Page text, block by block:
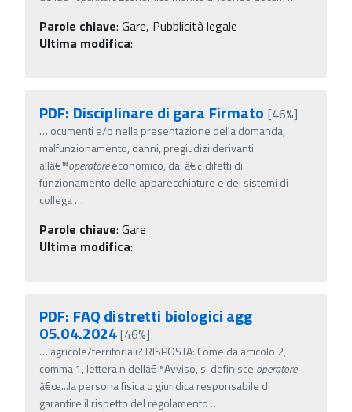
Parole chiave: Gare, Pubblicità legale
Ultima modifica:
PDF: Disciplinare di gara Firmato [46%]
… ocumenti e/o nella presentazione della domanda,
malfunzionamento, danni, pregiudizi derivanti
allâ€™operatoreeconomico, da: â€¢ difetti di
funzionamento delle apparecchiature e dei sistemi di
collega…
Parole chiave: Gare
Ultima modifica:
PDF: FAQ distretti biologici agg
05.04.2024[46%]
… agricole/territoriali? RISPOSTA: Come da articolo 2,
comma 1, lettera n dellâ€™Avviso, si definisce operatore
â€œ...la persona fisica o giuridica responsabile di
garantire il rispetto del regolamento …